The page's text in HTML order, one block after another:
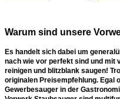
Warum sind unsere
Es handelt sich dabei um
nach wie vor perfekt sind und mit
reinigen und blitzblank saugen!
originalen Preisempfehlung. Egal
Gewerbesauger in der